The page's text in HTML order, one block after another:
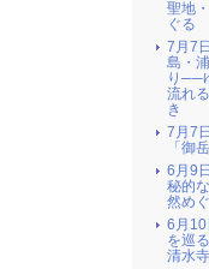
聖地
ぐる
7月7
島・
り──
流れ
き
7月7
「御
6月9
秘的
然め
6月10
を巡
清水